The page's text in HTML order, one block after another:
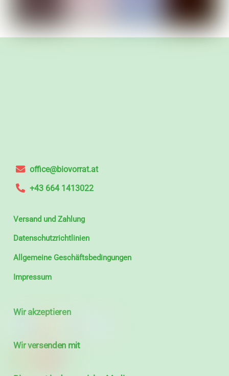
office@biovorrat.at
+43 664 1413022
Versand und Zahlung
Datenschutzrichtlinien
Allgemeine Geschäftsbedingungen
Impressum
Wir akzeptieren
Wir versenden mit